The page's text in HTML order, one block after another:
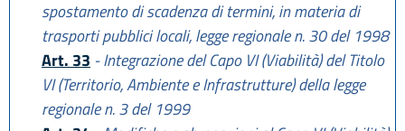
spostamento di scadenza di termini, in materia di
trasporti pubblici locali, legge regionale n. 30 del 1998
Art. 33 - Integrazione del Capo VI (Viabilità) del Titolo
VI (Territorio, Ambiente e Infrastrutture) della legge
regionale n. 3 del 1999